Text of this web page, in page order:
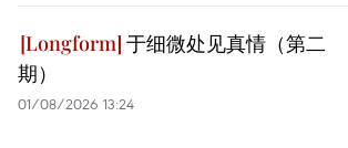
于细微处见真情（第二
期）
01/08/2026 13:24